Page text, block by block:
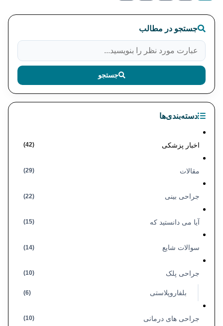
جستجو در مطالب
جستجو
دسته‌بندی‌ها
اخبار پزشکی (42)
مقالات (29)
جراحی بینی (22)
آیا می دانستید که (15)
سوالات شایع (14)
جراحی پلک (10)
بلفاروپلاستی (6)
جراحی های درمانی (10)